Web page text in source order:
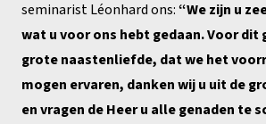
seminarist Léonhard ons:“We zijn u
wat u voor ons hebt gedaan. Voor dit
grote naastenliefde, dat we het
mogen ervaren, danken wij u uit de
en vragen de Heer u alle genaden te